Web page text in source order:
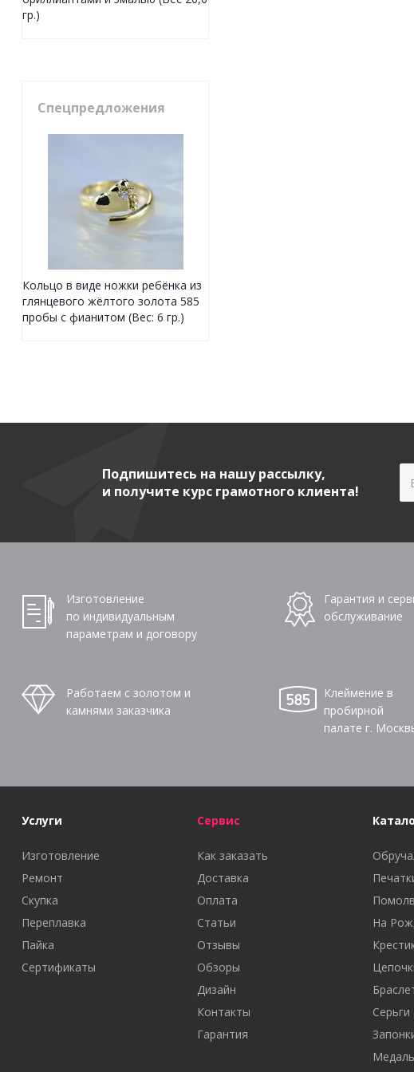
гр.)
Спецпредложения
Кольцо в виде ножки ребёнка из
глянцевого жёлтого золота 585
пробы с фианитом (Вес: 6 гр.)
Подпишитесь на нашу рассылку,
и получите курс грамотного клиента!
Изготовление
по индивидуальным
параметрам и договору
Гарантия и
обслуживание
Работаем с золотом и
камнями заказчика
Клеймение в
пробирной
палате г.
Услуги
Изготовление
Ремонт
Скупка
Переплавка
Пайка
Сертификаты
Сервис
Как заказать
Доставка
Оплата
Статьи
Отзывы
Обзоры
Дизайн
Контакты
Гарантия
На
Серьги